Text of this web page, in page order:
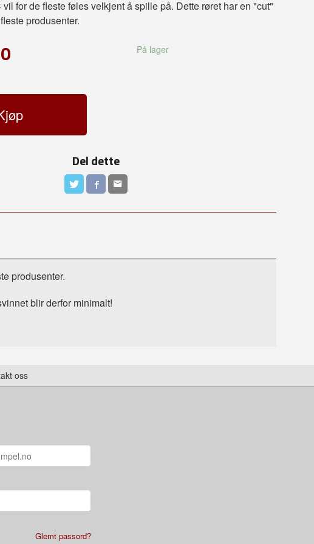
for de fleste føles velkjent å spille på. Dette røret har en "cut"
produsenter.
På lager
Del dette
produsenter.
blir derfor minimalt!
oss
Glemt passord?